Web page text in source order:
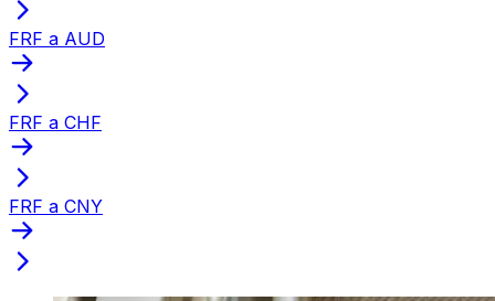
FRF a AUD
FRF a CHF
FRF a CNY